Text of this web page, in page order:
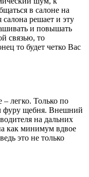
в салоне на
решает и эту
и повышать
связью, то
то будет четко Вас
легко. Только по
фуру щебня. Внешний
на дальних
как минимум вдвое
это не только